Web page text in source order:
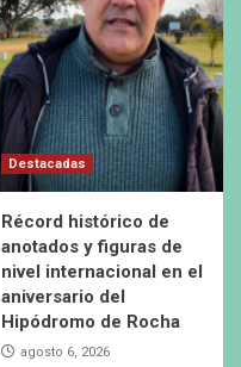
Destacadas
Récord histórico de
anotados y figuras de
nivel internacional en el
aniversario del
Hipódromo de Rocha
agosto 6, 2026